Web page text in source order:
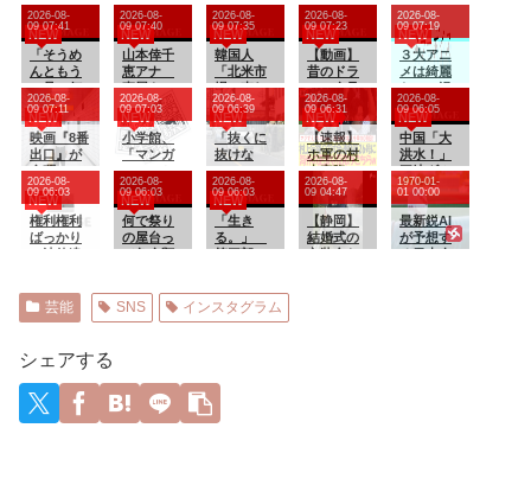
「そうめ
んともう
一品」何
にする？
NEW
2026-08-
09 07:41
山本倖千
恵アナ
直履きレ
ギンスで
激しく乳
揺れトレ
ーニン
グ！！
【GIF動画
あり】
NEW
2026-08-
09 07:40
韓国人
「北米市
場で売れ
まくりト
ヨタに続
き日本の
ホンダや
スズキも
今年第2四
半期に大
幅な黒字
を記
事なV字回
復‥」
NEW
2026-08-
09 07:35
【動画】
昔のドラ
マ、今見
るとアウ
トすぎる
ｗｗｗｗ
ｗｗｗｗ
ｗ
NEW
2026-08-
09 07:23
３大アニ
メは綺麗
なのに漫
画の絵が
死ぬほど
下手な漫
画「鬼
滅」「進
撃の巨
人」
NEW
2026-08-
09 07:19
映画『8番
出口』が
金曜ロー
ドショー
にて放送
NEW
2026-08-
09 07:11
小学館、
「マンガ
ワン」と
は別の大
問題が判
明してし
まう…
NEW
2026-08-
09 07:03
「抜くに
抜けな
い……」
自転車の
青切符導
入で”車道
ハミ出
NEW
2026-08-
09 06:39
【速報】
ホ軍の村
上宗隆、2
試合連続
の26号‼
NEW
2026-08-
09 06:31
中国「大
洪水！」
三峡ダム
「決壊危
機」台風
13号「三
峡直撃確
NEW
2026-08-
09 06:05
権利権利
ばっかり
パワハラ
で仕事で
入社員に
メンタル
やられて
る
NEW
2026-08-
09 06:03
何で祭り
の屋台っ
NEW
2026-08-
09 06:03
「生き
る。」
４０１話
NEW
2026-08-
09 06:03
【静岡】
結婚式の
2026-08-
09 04:47
最新鋭AI
が予想す
1970-01-
01 00:00
芸能 SNS インスタグラム
シェアする